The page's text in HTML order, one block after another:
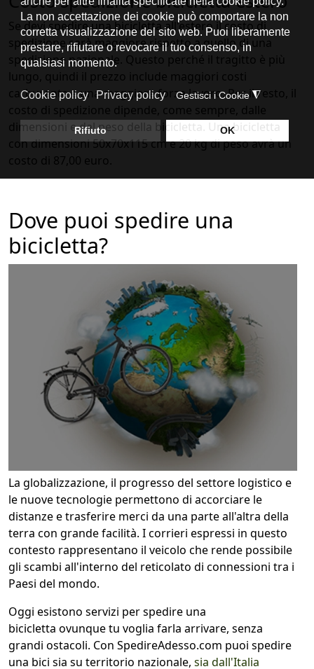
Se devi spedire una bicicletta all'estero il costo di
spedizione sarà maggiore rispetto a quello di una
spedizione nazionale. Questo perché il tragitto è più
lungo, quindi il prezzo include maggiori costi
carburante e una maggiore forza lavoro. Per il resto, il
costo di spedizione dipende, come sempre, dalle
dimensioni e dal peso della bicicletta. Una bicicletta
con dimensioni 50x70x115 cm e 20 kg di peso avrà un
costo di 87,00 euro.
Dove puoi spedire una
bicicletta?
La globalizzazione, il progresso del settore logistico e
le nuove tecnologie permettono di accorciare le
distanze e trasferire merci da una parte all'altra della
terra con grande facilità. I corrieri espressi in questo
contesto rappresentano il veicolo che rende possibile
gli scambi all'interno del reticolato di connessioni tra i
Paesi del mondo.
Oggi esistono servizi per spedire una
bicicletta ovunque tu voglia farla arrivare, senza
grandi ostacoli. Con SpedireAdesso.com puoi spedire
una bici sia su territorio nazionale, sia dall'Italia